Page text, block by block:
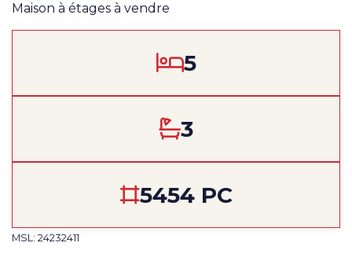
Maison à étages à vendre
5
3
5454 PC
MSL: 24232411